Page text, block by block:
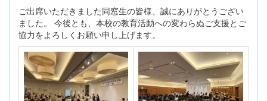
ご出席いただきました同窓生の皆様、誠にありがとうござい
ました。 今後とも、本校の教育活動への変わらぬご支援とご
協力をよろしくお願い申し上げます。